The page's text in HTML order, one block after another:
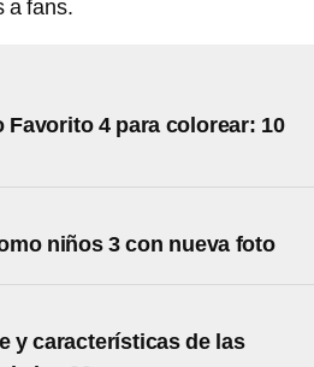
a fans.
4 para colorear: 10
niños 3 con nueva foto
y características de las